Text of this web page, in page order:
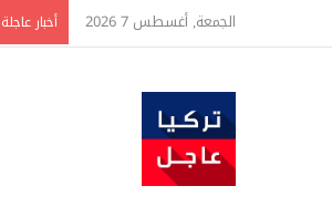
الجمعة, أغسطس 7 2026 أخبار عاجلة